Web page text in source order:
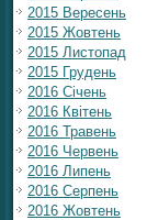
2015 Вересень
2015 Жовтень
2015 Листопад
2015 Грудень
2016 Січень
2016 Квітень
2016 Травень
2016 Червень
2016 Липень
2016 Серпень
2016 Жовтень